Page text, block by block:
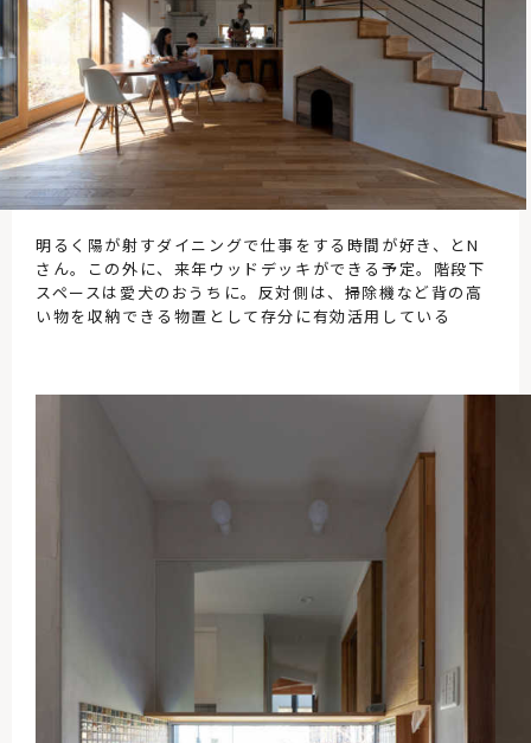
明るく陽が射すダイニングで仕事をする時間が好き、とN
さん。この外に、来年ウッドデッキができる予定。階段下
スペースは愛犬のおうちに。反対側は、掃除機など背の高
い物を収納できる物置として存分に有効活用している